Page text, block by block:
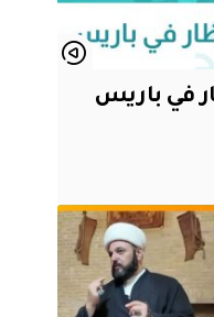
في باريس